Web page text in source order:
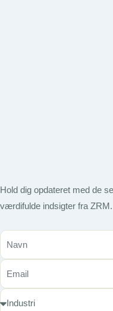
Hold dig opdateret med de
værdifulde indsigter fra ZRM.